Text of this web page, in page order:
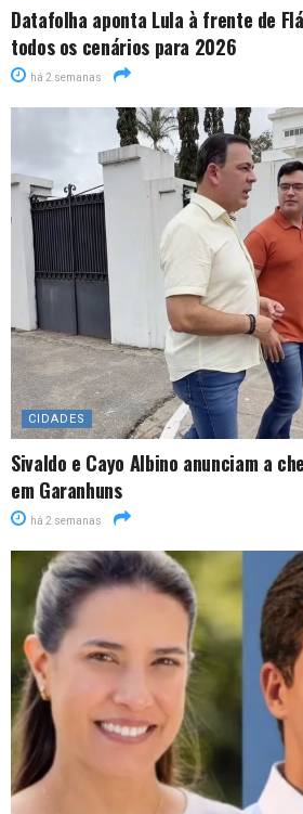
Datafolha aponta Lula à frente de
todos os cenários para 2026
há 2 semanas
CIDADES
Sivaldo e Cayo Albino anunciam a
em Garanhuns
há 2 semanas